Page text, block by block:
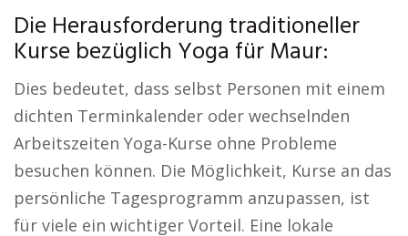
Die Herausforderung traditioneller
Kurse bezüglich Yoga für Maur:
Dies bedeutet, dass selbst Personen mit einem
dichten Terminkalender oder wechselnden
Arbeitszeiten Yoga-Kurse ohne Probleme
besuchen können. Die Möglichkeit, Kurse an das
persönliche Tagesprogramm anzupassen, ist
für viele ein wichtiger Vorteil. Eine lokale